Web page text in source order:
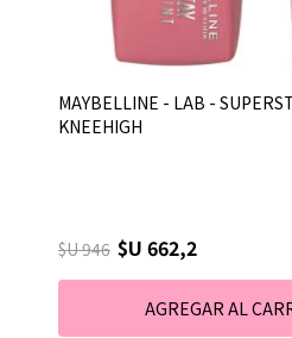
MAYBELLINE - LAB -
KNEEHIGH
$U 946 $U 662,2